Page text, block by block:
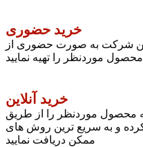
خرید حضوری
شرکت به صورت حضوری از
موردنظر را تهیه نمایید
خرید آنلاین
محصول موردنظر را از طریق
و به سریع ترین روش های
ممکن دریافت نمایید